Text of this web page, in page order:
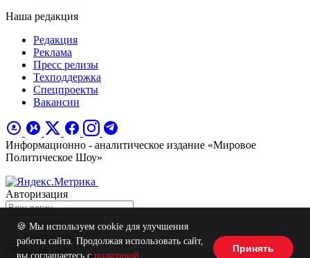
Наша редакция
Редакция
Реклама
Пресс релизы
Техподдержка
Спецпроекты
Вакансии
Информационно - аналитическое издание «Мировое
Политическое Шоу»
Авторизация
Запомнить
🍪 Мы используем cookie для улучшения
работы сайта. Продолжая использовать сайт,
вы соглашаетесь с политикой
Принять